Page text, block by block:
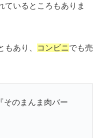
ているところもありま
あり、 コンビニでも売
そのまんま肉バー